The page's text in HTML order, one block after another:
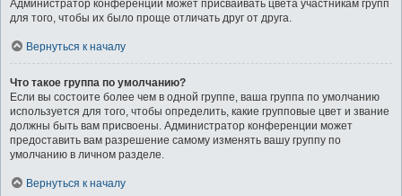
Администратор конференции может присваивать цвета участникам групп
для того, чтобы их было проще отличать друг от друга.
Вернуться к началу
Что такое группа по умолчанию?
Если вы состоите более чем в одной группе, ваша группа по умолчанию
используется для того, чтобы определить, какие групповые цвет и звание
должны быть вам присвоены. Администратор конференции может
предоставить вам разрешение самому изменять вашу группу по
умолчанию в личном разделе.
Вернуться к началу